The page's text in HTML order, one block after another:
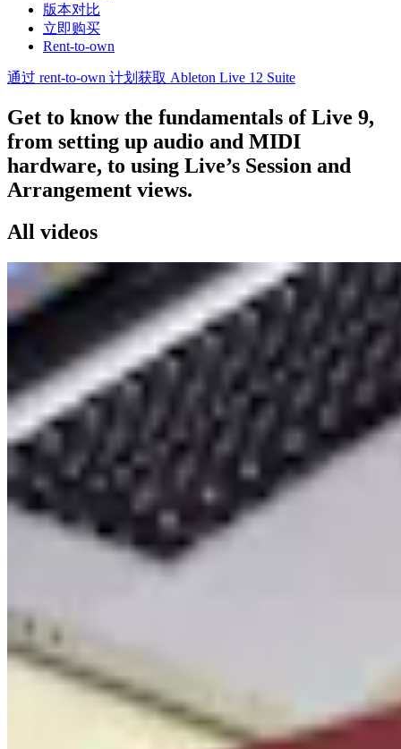
版本对比
立即购买
Rent-to-own
通过 rent-to-own 计划获取 Ableton Live 12 Suite
Get to know the fundamentals of Live 9,
from setting up audio and MIDI
hardware, to using Live’s Session and
Arrangement views.
All videos